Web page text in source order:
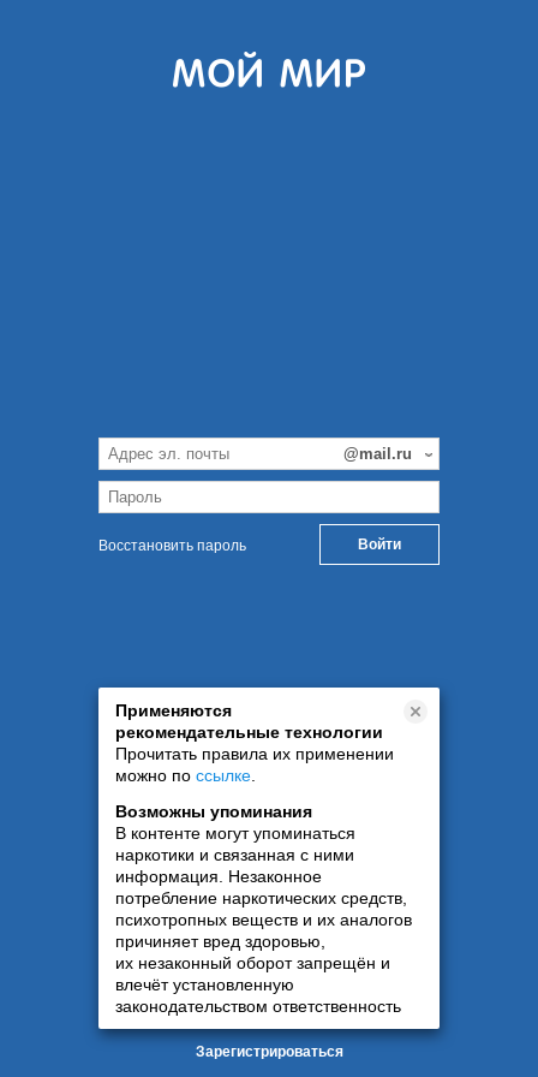
Восстановить пароль
Применяются
рекомендательные технологии
Прочитать правила их применении
можно по ссылке
Возможны упоминания
В контенте могут упоминаться
наркотики и связанная с ними
информация. Незаконное
потребление наркотических средств,
психотропных веществ и их аналогов
причиняет вред здоровью,
их незаконный оборот запрещён и
влечёт установленную
законодательством ответственность
Зарегистрироваться